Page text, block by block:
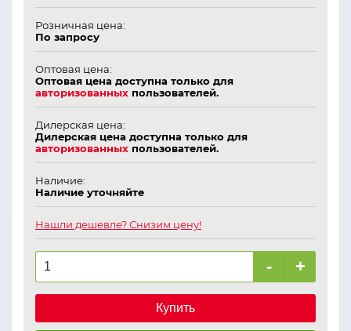
Розничная цена:
По запросу
Оптовая цена:
Оптовая цена доступна только для
авторизованных пользователей.
Дилерская цена:
Дилерская цена доступна только для
авторизованных пользователей.
Наличие:
Наличие уточняйте
Нашли дешевле? Снизим цену!
- +
Купить